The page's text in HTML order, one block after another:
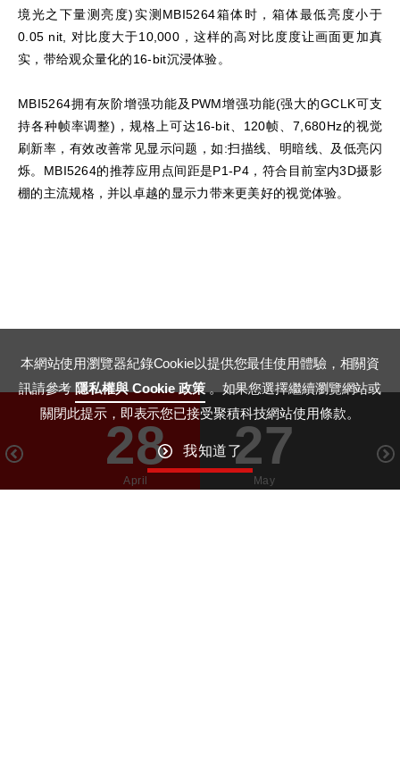
境光之下量测亮度)实测MBI5264箱体时，箱体最低亮度小于
0.05 nit, 对比度大于10,000，这样的高对比度度让画面更加真
实，带给观众量化的16-bit沉浸体验。
MBI5264拥有灰阶增强功能及PWM增强功能(强大的GCLK可支
持各种帧率调整)，规格上可达16-bit、120帧、7,680Hz的视觉
刷新率，有效改善常见显示问题，如:扫描线、明暗线、及低亮闪
烁。MBI5264的推荐应用点间距是P1-P4，符合目前室内3D摄影
棚的主流规格，并以卓越的显示力带来更美好的视觉体验。
28
April
27
May
本網站使用瀏覽器紀錄Cookie以提供您最佳使用體驗，相關資
訊請參考 隱私權與 Cookie 政策 。如果您選擇繼續瀏覽網站或
關閉此提示，即表示您已接受聚積科技網站使用條款。
我知道了